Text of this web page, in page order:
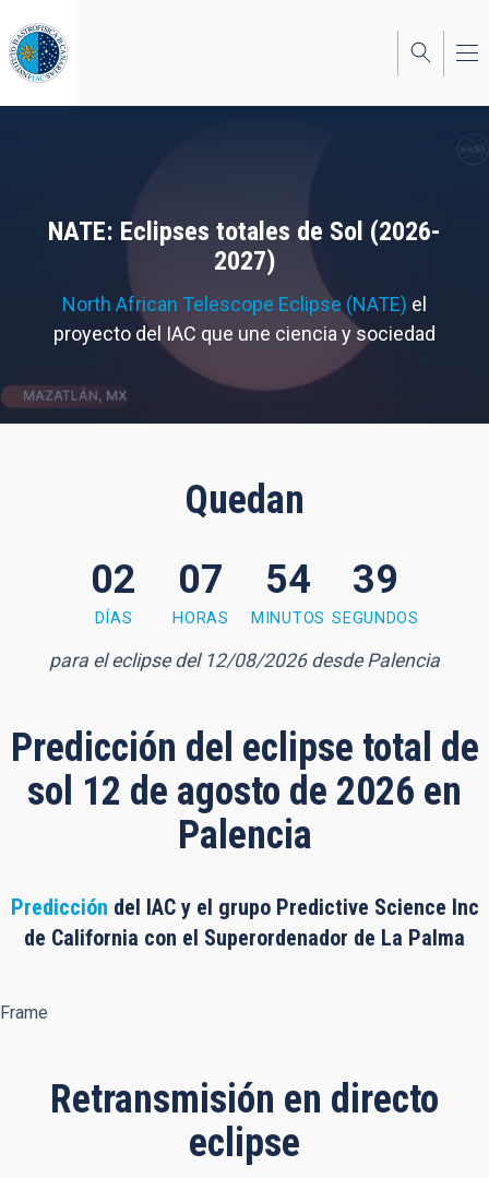
al
contenido
principal
NATE: Eclipses totales de Sol (2026-
2027)
North African Telescope Eclipse (NATE) el
proyecto del IAC que une ciencia y sociedad
Quedan
38 seconds
02
DÍAS
07
HORAS
54
MINUTOS
38
SEGUNDOS
para el eclipse del 12/08/2026 desde Palencia
Predicción del eclipse total de
sol 12 de agosto de 2026 en
Palencia
Predicción del IAC y el grupo Predictive Science Inc
de California con el Superordenador de La Palma
Frame
Retransmisión en directo
eclipse